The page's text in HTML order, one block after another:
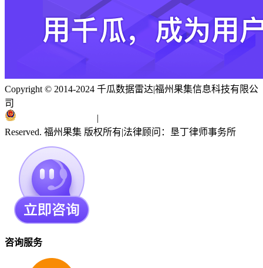
Copyright © 2014-2024 千瓜数据雷达|福州果集信息科技有限公
司
|
Reserved. 福州果集 版权所有|法律顾问：垦丁律师事务所
咨询服务